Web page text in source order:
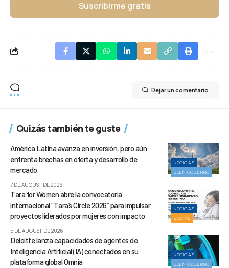
Suscribirme gratis
Dejar un comentario
Quizás también te guste
NOTICIAS
BUEN GOBIERNO
América Latina avanza en inversión, pero aún
enfrenta brechas en oferta y desarrollo de
mercado
7 DE AUGUST DE 2026
NOTICIAS
SOCIAL
Tara for Women abre la convocatoria
internacional “Tara’s Circle 2026” para impulsar
proyectos liderados por mujeres con impacto
5 DE AUGUST DE 2026
NOTICIAS
BUEN GOBIERNO
Deloitte lanza capacidades de agentes de
Inteligencia Artificial (IA) conectados en su
plataforma global Omnia